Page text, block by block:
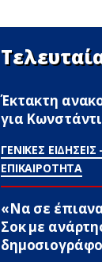
Έκτακτη
για
ΓΕΝΙΚΕΣ ΕΙΔΗΣΕΙΣ -
ΕΠΙΚΑΙΡΟΤΗΤΑ
«Να σε
Σoκ με